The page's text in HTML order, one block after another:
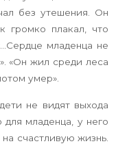
без утешения. Он
громко плакал, что
младенца не
«Он жил среди леса
умер».
не видят выхода
младенца, у него
счастливую жизнь.